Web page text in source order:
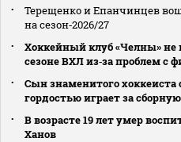
Терещенко и Епанчинцев
на сезон‑2026/27
Хоккейный клуб «Челны»
сезоне ВХЛ из‑за проблем с
Сын знаменитого хоккеиста
гордостью играет за
В возрасте 19 лет умер
Ханов